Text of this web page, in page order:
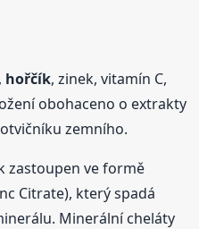
hořčík, zinek, vitamín C,
obohaceno o extrakty
zemního.
zastoupen ve formě
Citrate), který spadá
Minerální cheláty